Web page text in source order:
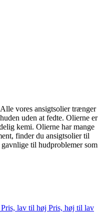
vores ansigtsolier trænger
uden at fedte. Olierne er
kemi. Olierne har mange
finder du ansigtsolier til
til hudproblemer som
Pris, lav til høj Pris, høj til lav